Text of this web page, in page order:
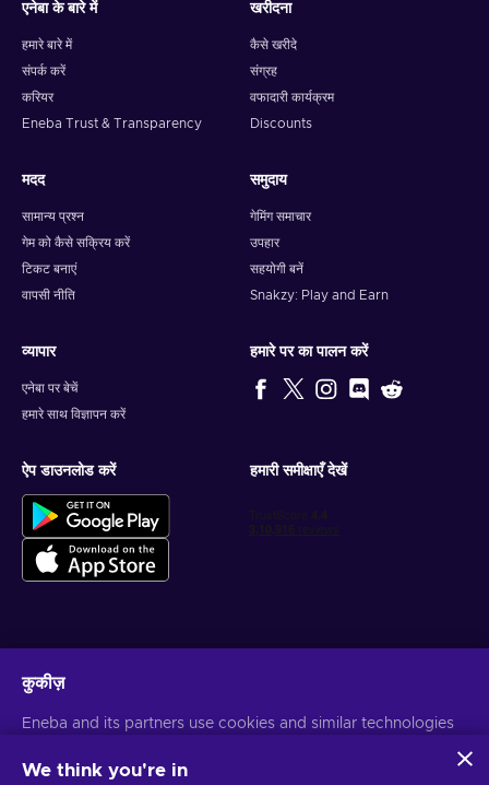
एनेबा के बारे में
हमारे बारे में
संपर्क करें
करियर
Eneba Trust & Transparency
खरीदना
कैसे खरीदे
संग्रह
वफादारी कार्यक्रम
Discounts
मदद
सामान्य प्रश्न
गेम को कैसे सक्रिय करें
टिकट बनाएं
वापसी नीति
समुदाय
गेमिंग समाचार
उपहार
सहयोगी बनें
Snakzy: Play and Earn
व्यापार
एनेबा पर बेचें
हमारे साथ विज्ञापन करें
हमारे पर का पालन करें
ऐप डाउनलोड करें हमारी समीक्षाएँ देखें
जाएँ
कुकीज़
Eneba and its partners use cookies and similar technologies
website. We use this information to enhance content,
We think you're in